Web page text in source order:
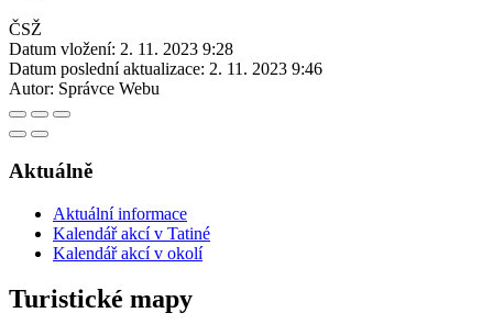
ČSŽ
Datum vložení: 2. 11. 2023 9:28
Datum poslední aktualizace: 2. 11. 2023 9:46
Autor: Správce Webu
Aktuálně
Aktuální informace
Kalendář akcí v Tatiné
Kalendář akcí v okolí
Turistické mapy